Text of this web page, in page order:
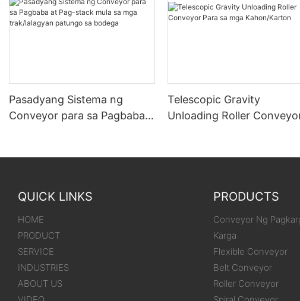
Pasadyang Sistema ng
Conveyor para sa Pagbaba
Telescopic Gravity
Unloading Roller
QUICK LINKS
HOME
PRODUCT
SERVICE
INDUSTRIES
ABOUT US
PRODUCTS
Conveyor Ng
Karga
Flexible Conveyor
Belt Conveyor
Roller Conveyor